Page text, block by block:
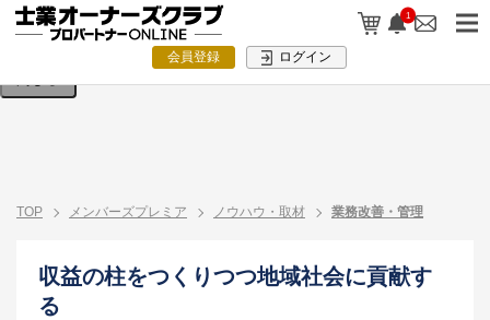
1
会員登録 ログイン
検索条件を入力してください。
TOP メンバーズプレミア ノウハウ・取材 業務改善・管理
収益の柱をつくりつつ地域社会に貢献す
る